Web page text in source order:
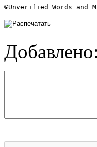
©Unverified Words and